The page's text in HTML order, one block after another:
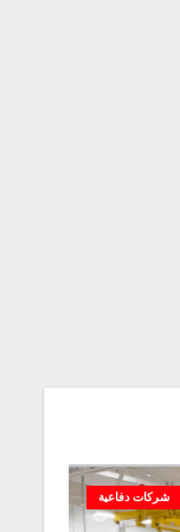
شركات دفاعية